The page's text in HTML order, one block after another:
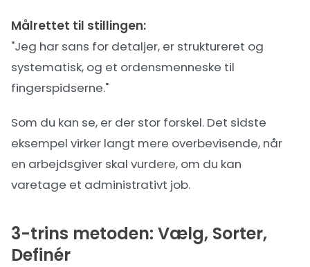
Målrettet til stillingen:
"Jeg har sans for detaljer, er struktureret og
systematisk, og et ordensmenneske til
fingerspidserne."
Som du kan se, er der stor forskel. Det sidste
eksempel virker langt mere overbevisende, når
en arbejdsgiver skal vurdere, om du kan
varetage et administrativt job.
3-trins metoden: Vælg, Sorter,
Definér